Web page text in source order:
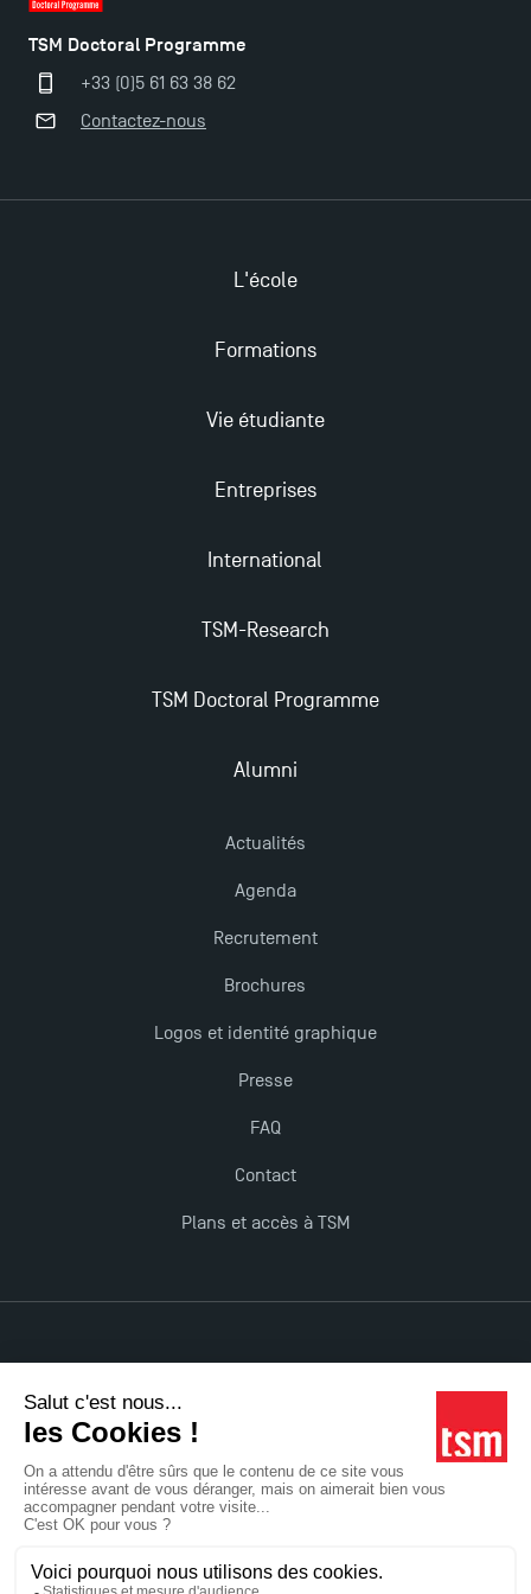
TSM Doctoral Programme
+33 (0)5 61 63 38 62
Contactez-nous
L'école
Formations
Vie étudiante
Entreprises
International
TSM-Research
TSM Doctoral Programme
Alumni
Actualités
Agenda
Recrutement
Brochures
Logos et identité graphique
Presse
FAQ
Contact
Plans et accès à TSM
Accessibilité : non conforme
Tous droits réservés